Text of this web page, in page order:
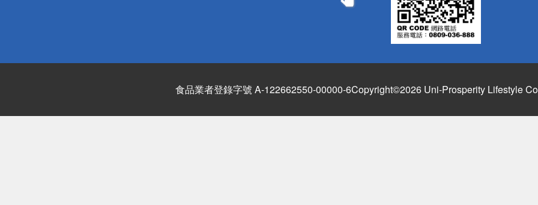
食品業者登錄字號 A-122662550-00000-6Copyright©2026 Uni-Prosperity Lifestyle